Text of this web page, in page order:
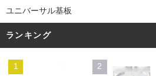
ユニバーサル基板
ランキング
1 2